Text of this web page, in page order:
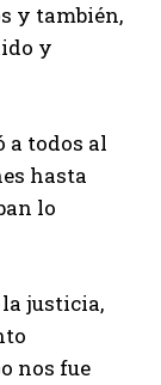
y también,
y
a todos al
hasta
lo
justicia,
nos fue